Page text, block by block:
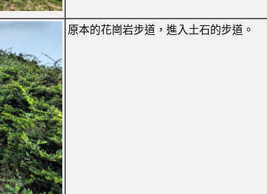
原本的花崗岩步道，進入土石的步道。